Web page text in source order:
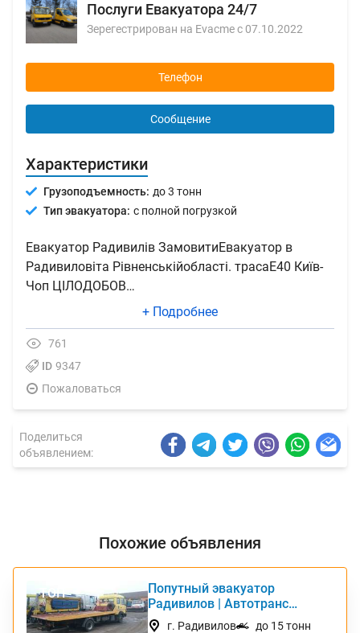
Послуги Евакуатора 24/7
Зерегестрирован на Evacme с 07.10.2022
Телефон
Сообщение
Характеристики
Грузоподъемность: до 3 тонн
Тип эвакуатора: с полной погрузкой
Евакуатор Радивилів ЗамовитиЕвакуатор в
Радивиловіта Рівненськійобласті. трасаЕ40 Київ-
Чоп ЦІЛОДОБОВ…
+ Подробнее
761
ID 9347
Пожаловаться
Поделиться
объявлением:
Похожие объявления
ТОП
Попутный эвакуатор
Радивилов | Автотранс
Интернешнл
г. Радивилов до 15 тонн